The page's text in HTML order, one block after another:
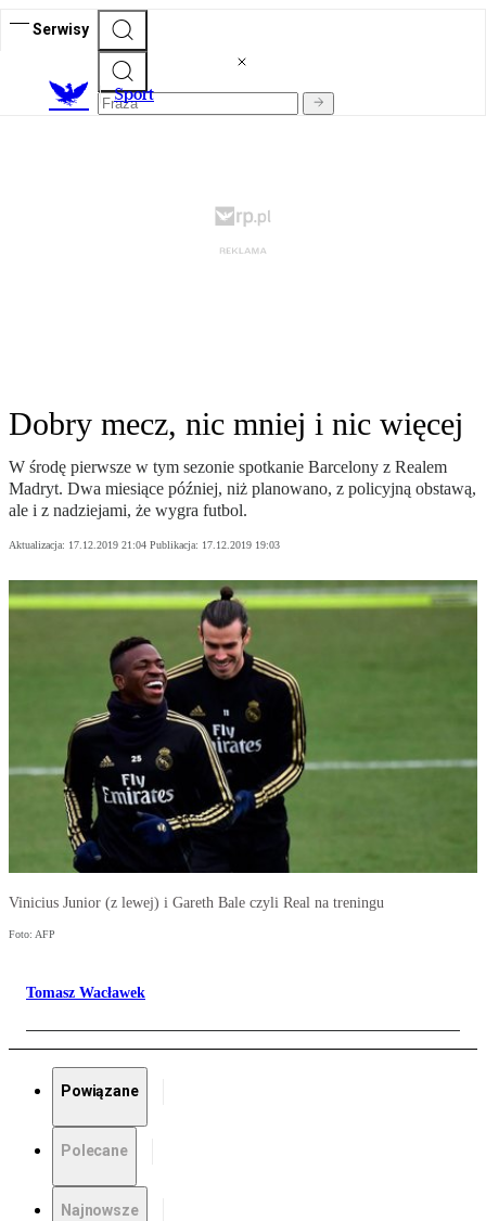
Serwisy
Sport
Dobry mecz, nic mniej i nic więcej
W środę pierwsze w tym sezonie spotkanie Barcelony z Realem
Madryt. Dwa miesiące później, niż planowano, z policyjną obstawą,
ale i z nadziejami, że wygra futbol.
Aktualizacja: 17.12.2019 21:04 Publikacja: 17.12.2019 19:03
Vinicius Junior (z lewej) i Gareth Bale czyli Real na treningu
Foto: AFP
Tomasz Wacławek
Powiązane
Polecane
Najnowsze